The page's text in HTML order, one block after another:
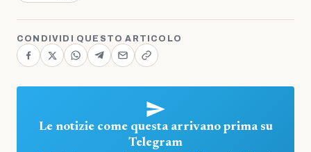
CONDIVIDI QUESTO ARTICOLO
Le notizie come questa arrivano prima su
Telegram